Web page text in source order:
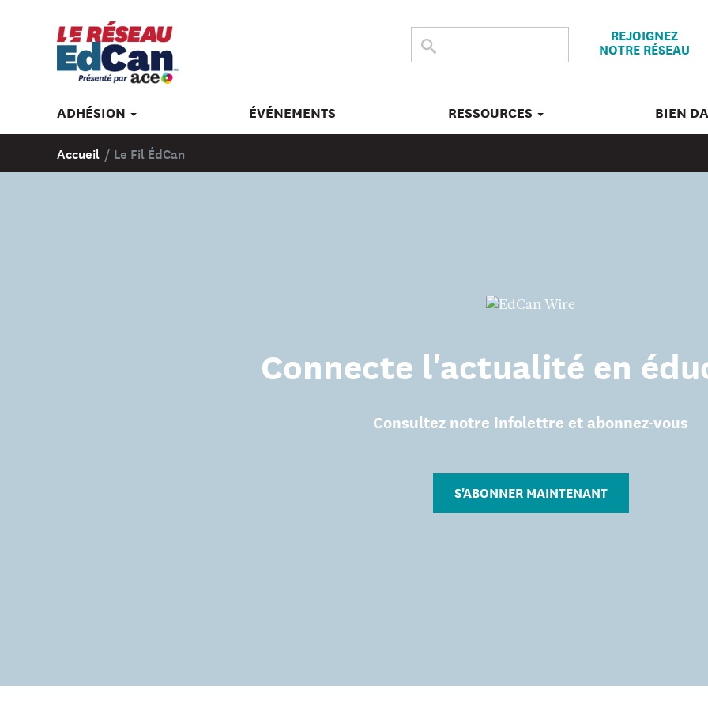
DANS
Submit
search
REJOIGNEZ
NOTRE RÉSEAU
ADHÉSION ÉVÉNEMENTS RESSOURCES BIEN
Accueil / Le Fil ÉdCan
Connecte l'actualité en
Consultez notre infolettre et abonnez-vous
S'ABONNER MAINTENANT